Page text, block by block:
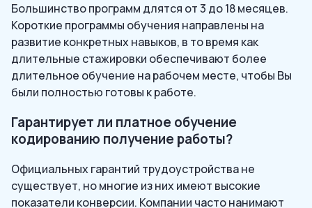
Большинство программ длятся от 3 до 18 месяцев.
Короткие программы обучения направлены на
развитие конкретных навыков, в то время как
длительные стажировки обеспечивают более
длительное обучение на рабочем месте, чтобы Вы
были полностью готовы к работе.
Гарантирует ли платное обучение
кодированию получение работы?
Официальных гарантий трудоустройства не
существует, но многие из них имеют высокие
показатели конверсии. Компании часто нанимают